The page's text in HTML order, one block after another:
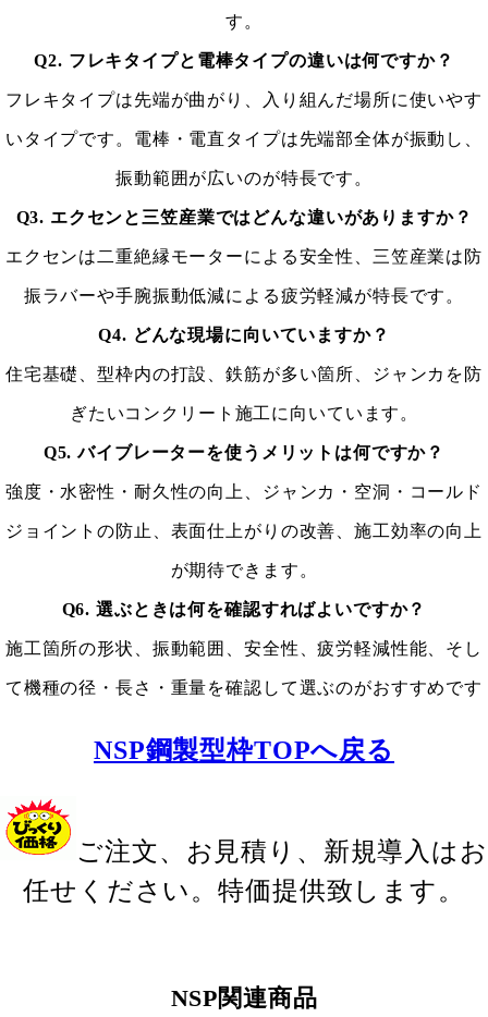
す。
Q2. フレキタイプと電棒タイプの違いは何ですか？
フレキタイプは先端が曲がり、入り組んだ場所に使いやす
いタイプです。電棒・電直タイプは先端部全体が振動し、
振動範囲が広いのが特長です。
Q3. エクセンと三笠産業ではどんな違いがありますか？
エクセンは二重絶縁モーターによる安全性、三笠産業は防
振ラバーや手腕振動低減による疲労軽減が特長です。
Q4. どんな現場に向いていますか？
住宅基礎、型枠内の打設、鉄筋が多い箇所、ジャンカを防
ぎたいコンクリート施工に向いています。
Q5. バイブレーターを使うメリットは何ですか？
強度・水密性・耐久性の向上、ジャンカ・空洞・コールド
ジョイントの防止、表面仕上がりの改善、施工効率の向上
が期待できます。
Q6. 選ぶときは何を確認すればよいですか？
施工箇所の形状、振動範囲、安全性、疲労軽減性能、そし
て機種の径・長さ・重量を確認して選ぶのがおすすめです
NSP鋼製型枠TOPへ戻る
ご注文、お見積り、新規導入はお
任せください。特価提供致します。
NSP関連商品